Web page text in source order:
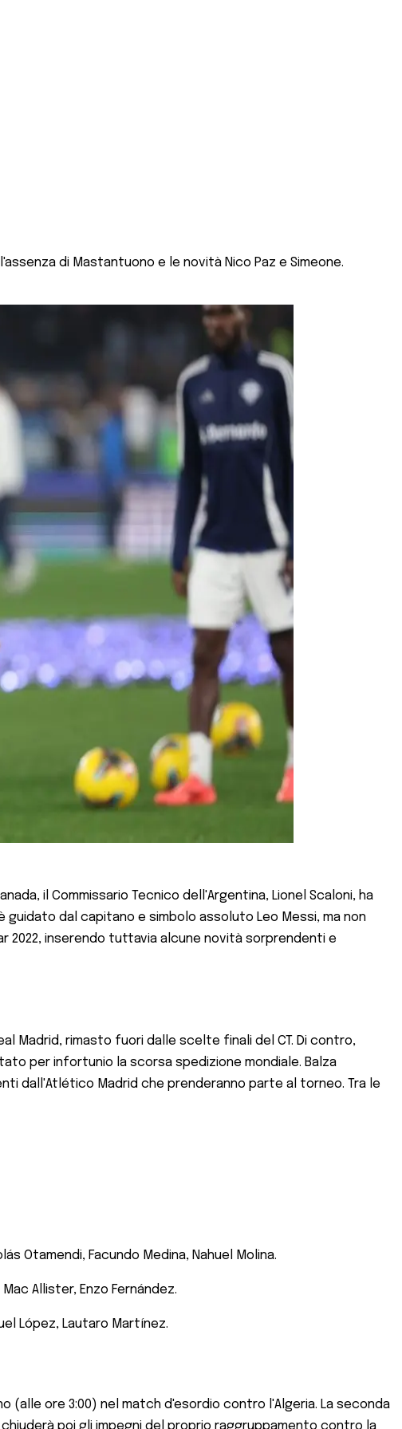
di Mastantuono e le novità Nico Paz e Simeone.
il Commissario Tecnico dell'Argentina, Lionel Scaloni, ha
dal capitano e simbolo assoluto Leo Messi, ma non
2022, inserendo tuttavia alcune novità sorprendenti e
Madrid, rimasto fuori dalle scelte finali del CT. Di contro,
per infortunio la scorsa spedizione mondiale. Balza
dall'Atlético Madrid che prenderanno parte al torneo. Tra le
Otamendi, Facundo Medina, Nahuel Molina.
Allister, Enzo Fernández.
López, Lautaro Martínez.
(alle ore 3:00) nel match d'esordio contro l'Algeria. La seconda
poi gli impegni del proprio raggruppamento contro la